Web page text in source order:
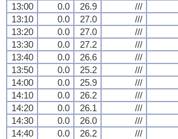
13:00
0.0 26.9 ///
13:10
0.0 27.0 ///
13:20
0.0 27.0 ///
13:30
0.0 27.2 ///
13:40
0.0 26.6 ///
13:50
0.0 25.2 ///
14:00
0.0 25.9 ///
14:10
0.0 26.2 ///
14:20
0.0 26.1 ///
14:30
0.0 26.0 ///
14:40
0.0 26.2 ///